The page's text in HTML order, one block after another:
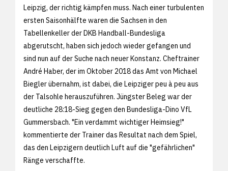
Leipzig, der richtig kämpfen muss. Nach einer turbulenten
ersten Saisonhälfte waren die Sachsen in den
Tabellenkeller der DKB Handball-Bundesliga
abgerutscht, haben sich jedoch wieder gefangen und
sind nun auf der Suche nach neuer Konstanz. Cheftrainer
André Haber, der im Oktober 2018 das Amt von Michael
Biegler übernahm, ist dabei, die Leipziger peu à peu aus
der Talsohle herauszuführen. Jüngster Beleg war der
deutliche 28:18-Sieg gegen den Bundesliga-Dino VfL
Gummersbach. "Ein verdammt wichtiger Heimsieg!"
kommentierte der Trainer das Resultat nach dem Spiel,
das den Leipzigern deutlich Luft auf die "gefährlichen"
Ränge verschaffte.